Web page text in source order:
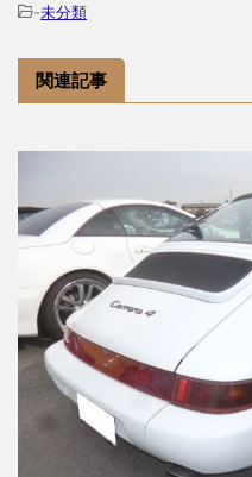
-未分類
関連記事